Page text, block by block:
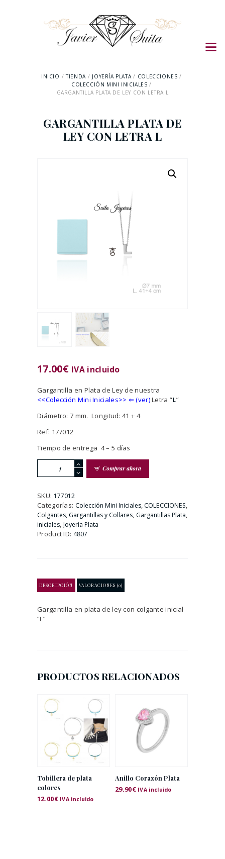
INICIO TIENDA JOYERÍA PLATA
COLECCIONES
COLECCIÓN MINI INICIALES
GARGANTILLA PLATA DE LEY CON LETRA L
GARGANTILLA PLATA DE
LEY CON LETRA L
17.00€ IVA incluido
Gargantilla en Plata de Ley de nuestra
<<Colección Mini Iniciales>> ⇐ (ver)Letra “L”
Diámetro: 7 mm. Longitud: 41 + 4
Ref: 177012
Tiempo de entrega 4 – 5 días
GARGANTILLA
LEY
CON
LETRA
L
cantidad
Comprar ahora
SKU: 177012
Categorías: Colección Mini Iniciales, COLECCIONES,
Colgantes, Gargantillas y Collares, Gargantillas Plata,
iniciales, Joyería Plata
Product ID: 4807
DESCRIPCIÓN VALORACIONES (0)
Gargantilla en plata de ley con colgante inicial
“L”
PRODUCTOS RELACIONADOS
Tobillera de plata
colores
12.00€ IVA incluido
Anillo Corazón Plata
29.90€ IVA incluido